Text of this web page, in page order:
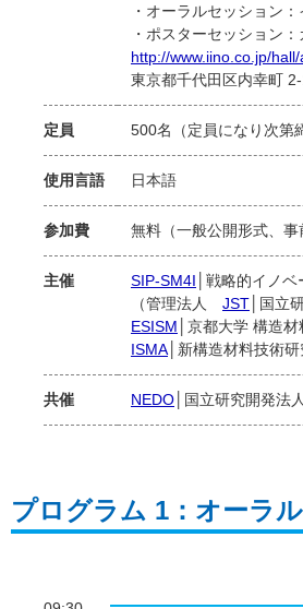
・オーラルセッション
・ポスターセッション
http://www.iino.co.jp/
東京都千代田区内幸町
定員 500名（定員になり次第
使用言語 日本語
参加費 無料（一般公開形式、事
主催 SIP-SM4I │戦略的イノ
（管理法人 JST │国立
ESISM │京都大学 構造
ISMA │新構造材料技術
共催 NEDO │国立研究開発法
プログラム 1：オーラ